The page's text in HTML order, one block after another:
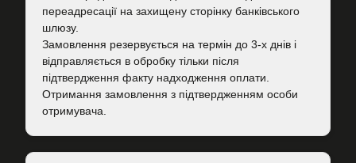
переадресації на захищену сторінку банківського
шлюзу.
Замовлення резервується на термін до 3-х днів і
відправляється в обробку тільки після
підтвердження факту надходження оплати.
Отримання замовлення з підтвердженням особи
отримувача.